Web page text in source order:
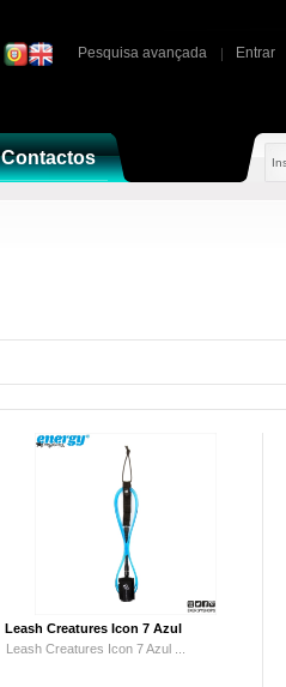
Pesquisa avançada Entrar
Contactos
Leash Creatures Icon 7 Azul
Leash Creatures Icon 7 Azul ...